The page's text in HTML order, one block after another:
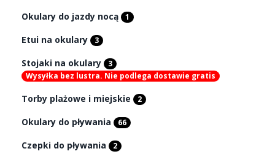
Okulary do jazdy nocą 1
Etui na okulary 3
Stojaki na okulary
3
Wysyłka bez lustra. Nie podlega dostawie gratis
Torby plażowe i miejskie 2
Okulary do pływania 66
Czepki do pływania 2